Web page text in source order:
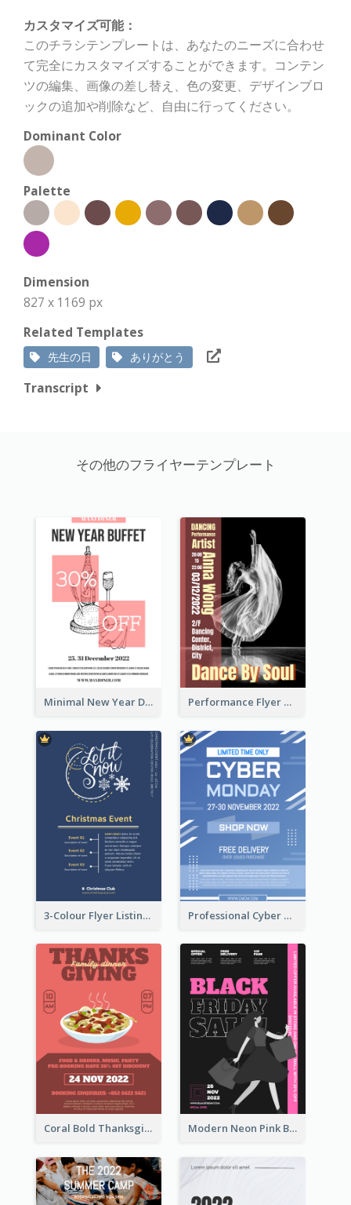
カスタマイズ可能：
このチラシテンプレートは、あなたのニーズに合わせ
て完全にカスタマイズすることができます。コンテン
ツの編集、画像の差し替え、色の変更、デザインブロ
ックの追加や削除など、自由に行ってください。
Dominant Color
Palette
Dimension
827 x 1169 px
Related Templates
先生の日 ありがとう
Transcript
その他のフライヤーテンプレート
Minimal New Year Dinning Promotion Design Idea Performance Flyer With Monochrome Photo
3-Colour Flyer Listing Christmas Activities Professional Cyber Monday Free Delivery Promotion Flyer Design
Coral Bold Thanksgiving Dinner Promotion Flyer Modern Neon Pink Black Friday Shopping Sale Day Flyer